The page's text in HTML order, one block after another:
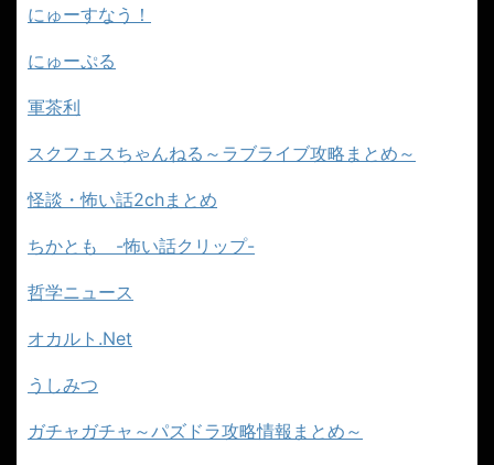
にゅーすなう！
にゅーぷる
軍茶利
スクフェスちゃんねる～ラブライブ攻略まとめ～
怪談・怖い話2chまとめ
ちかとも -怖い話クリップ-
哲学ニュース
オカルト.Net
うしみつ
ガチャガチャ～パズドラ攻略情報まとめ～